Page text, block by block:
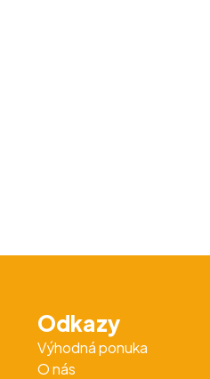
Odkazy
Výhodná ponuka
O nás